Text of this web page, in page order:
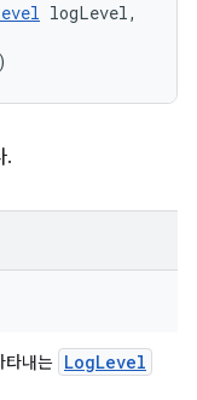
logLevel,
.
타내는 LogLevel